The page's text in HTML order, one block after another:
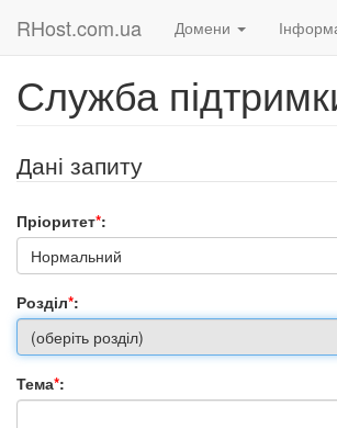
RHost.com.ua Домени
Служба
Дані запиту
Пріоритет*:
Нормальний
Розділ*:
(оберіть розділ)
Тема*: